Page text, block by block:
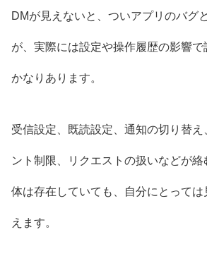
DMが見えないと、ついアプリのバグ
が、実際には設定や操作履歴の影響
かなりあります。
受信設定、既読設定、通知の切り替
ント制限、リクエストの扱いなどが
体は存在していても、自分にとっては
えます。